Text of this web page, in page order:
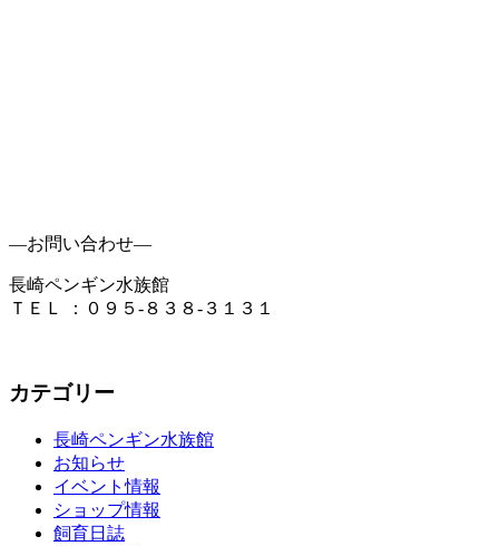
―お問い合わせ―
長崎ペンギン水族館
ＴＥＬ ：０９５-８３８-３１３１
カテゴリー
長崎ペンギン水族館
お知らせ
イベント情報
ショップ情報
飼育日誌